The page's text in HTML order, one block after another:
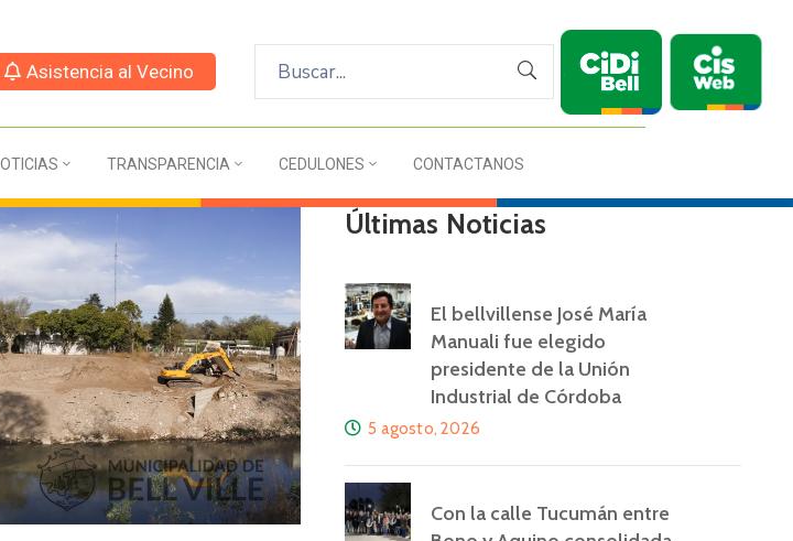
Asistencia al Vecino
TRANSPARENCIA CEDULONES CONTACTANOS
Últimas Noticias
El bellvillense José María
Manuali fue elegido
presidente de la Unión
Industrial de Córdoba
5 agosto, 2026
Con la calle Tucumán entre